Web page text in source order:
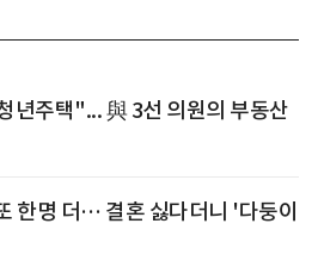
년주택"... 與 3선 의원의 부동산
한명 더… 결혼 싫다더니 '다둥이